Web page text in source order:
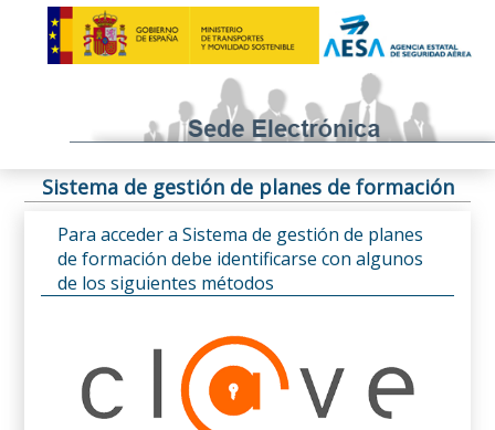
Sistema de gestión de planes de formación
Para acceder a Sistema de gestión de planes
de formación debe identificarse con algunos
de los siguientes métodos